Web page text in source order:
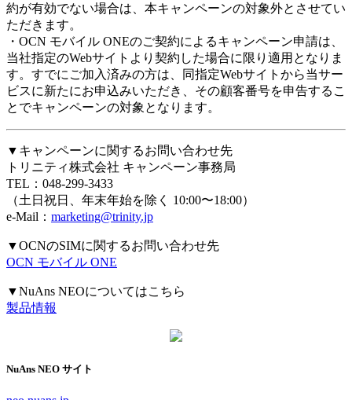
約が有効でない場合は、本キャンペーンの対象外とさせてい
ただきます。
・OCN モバイル ONEのご契約によるキャンペーン申請は、
当社指定のWebサイトより契約した場合に限り適用となりま
す。すでにご加入済みの方は、同指定Webサイトから当サー
ビスに新たにお申込みいただき、その顧客番号を申告するこ
とでキャンペーンの対象となります。
▼キャンペーンに関するお問い合わせ先
トリニティ株式会社 キャンペーン事務局
TEL：048-299-3433
（土日祝日、年末年始を除く 10:00〜18:00）
e-Mail： marketing@trinity.jp
▼OCNのSIMに関するお問い合わせ先
OCN モバイル ONE
▼NuAns NEOについてはこちら
製品情報
NuAns NEO サイト